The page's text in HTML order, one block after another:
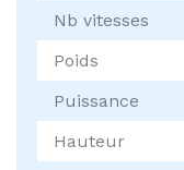
Nb vitesses
Poids
Puissance
Hauteur